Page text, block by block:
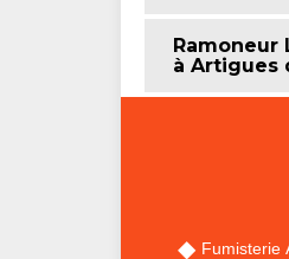
Ramoneur
à Artigues
Fumisterie